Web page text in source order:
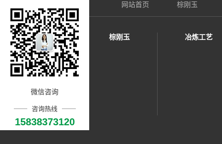
微信咨询
咨询热线
15838373120
网站首页 棕刚玉
棕刚玉 冶炼工艺